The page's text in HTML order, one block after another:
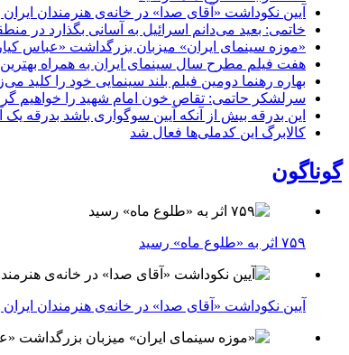
آیین نکوداشت «آقای صدا» در خانه‌ی هنرمندان
خاتمی: بعید می‌دانم اسرائیل به آسانی بگذارد در
«موزه سینمای ایران» میزبان بزرگداشت «عباس
هفت فیلم مطرح سال سینمای ایران به همراه
بهاره رهنما دومین فیلم بلند سینمایی خود را کلید
سرلشکر حاتمی: تقاص خون امام شهید را خواهیم
این بدرقه بیش از آنکه آیین سوگواری باشد بدرقه
کالابرگ این کدملی‌ها فعال شد
گوناگون
۷۵۹ اثر به «طلوع ماه» رسید
آیین نکوداشت «آقای صدا» در خانه‌ی هنرمندان